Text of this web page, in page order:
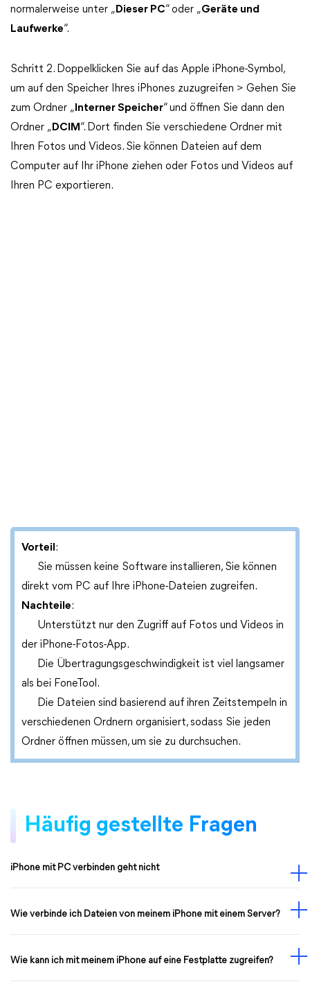
normalerweise unter „ Dieser PC“ oder „Geräte und
Laufwerke“.
Schritt 2. Doppelklicken Sie auf das Apple iPhone-Symbol,
um auf den Speicher Ihres iPhones zuzugreifen > Gehen Sie
zum Ordner „ Interner Speicher“ und öffnen Sie dann den
Ordner „ DCIM “. Dort finden Sie verschiedene Ordner mit
Ihren Fotos und Videos. Sie können Dateien auf dem
Computer auf Ihr iPhone ziehen oder Fotos und Videos auf
Ihren PC exportieren.
Vorteil :
Sie müssen keine Software installieren, Sie können
direkt vom PC auf Ihre iPhone-Dateien zugreifen.
Nachteile:
Unterstützt nur den Zugriff auf Fotos und Videos in
der iPhone-Fotos-App.
Die Übertragungsgeschwindigkeit ist viel langsamer
als bei FoneTool.
Die Dateien sind basierend auf ihren Zeitstempeln in
verschiedenen Ordnern organisiert, sodass Sie jeden
Ordner öffnen müssen, um sie zu durchsuchen.
Häufig gestellte Fragen
iPhone mit PC verbinden geht nicht
Wie verbinde ich Dateien von meinem iPhone mit einem Server?
Wie kann ich mit meinem iPhone auf eine Festplatte zugreifen?